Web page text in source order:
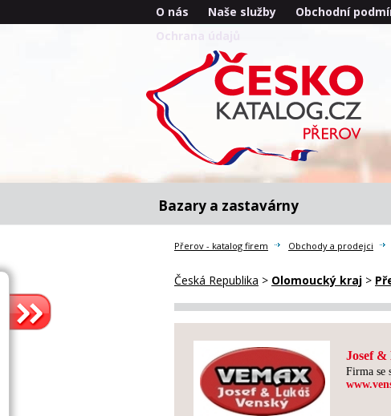
O nás Naše služby Obchodní
Ochrana údajů
Bazary a zastavárny
Přerov - katalog firem Obchody a prodejci
Česká Republika > Olomoucký kraj >
Josef &
Firma se